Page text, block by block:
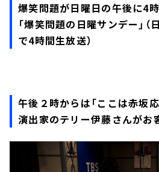
爆笑問題が日曜日の午後に4
「爆笑問題の日曜サンデー」
で4時間生放送）
午後２時からは「ここは赤坂応
演出家のテリー伊藤さんがお